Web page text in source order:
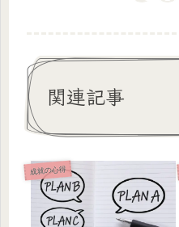
関連記事
成就の心得